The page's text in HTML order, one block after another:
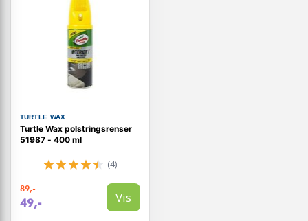
TURTLE WAX
Turtle Wax polstringsrenser
51987 - 400 ml
(4)
89,-
49,- Vis